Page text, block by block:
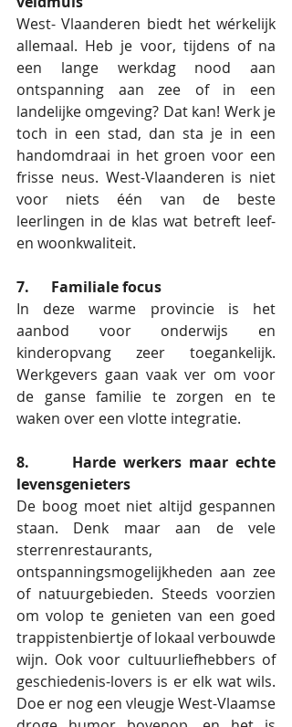
West- Vlaanderen biedt het wérkelijk
allemaal. Heb je voor, tijdens of na
een lange werkdag nood aan
ontspanning aan zee of in een
landelijke omgeving? Dat kan! Werk je
toch in een stad, dan sta je in een
handomdraai in het groen voor een
frisse neus. West-Vlaanderen is niet
voor niets één van de beste
leerlingen in de klas wat betreft leef-
en woonkwaliteit.
7.      Familiale focus
In deze warme provincie is het
aanbod voor onderwijs en
kinderopvang zeer toegankelijk.
Werkgevers gaan vaak ver om voor
de ganse familie te zorgen en te
waken over een vlotte integratie.
8.      Harde werkers maar echte
levensgenieters
De boog moet niet altijd gespannen
staan. Denk maar aan de vele
sterrenrestaurants,
ontspanningsmogelijkheden aan zee
of natuurgebieden. Steeds voorzien
om volop te genieten van een goed
trappistenbiertje of lokaal verbouwde
wijn. Ook voor cultuurliefhebbers of
geschiedenis-lovers is er elk wat wils.
Doe er nog een vleugje West-Vlaamse